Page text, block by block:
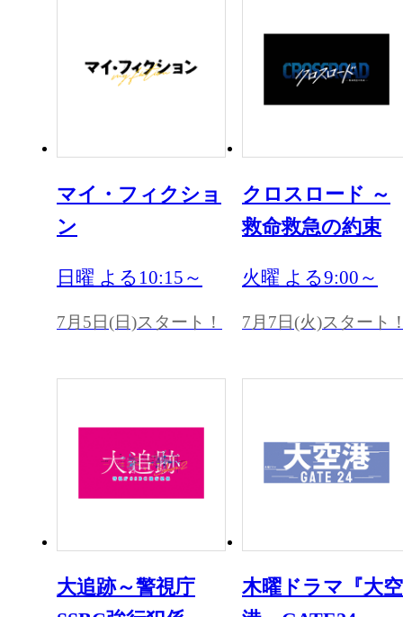
マイ・フィクショ
ン
日曜 よる10:15～
7月5日(日)スタート！
クロスロード ～
救命救急の約束
火曜 よる9:00～
7月7日(火)スタート
大追跡～警視庁
木曜ドラマ『大空